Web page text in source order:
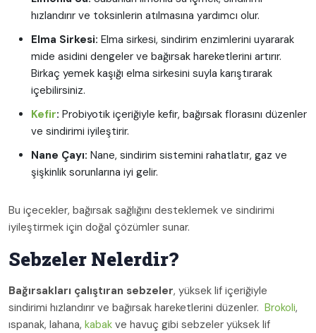
hızlandırır ve toksinlerin atılmasına yardımcı olur.
Elma Sirkesi: Elma sirkesi, sindirim enzimlerini uyararak
mide asidini dengeler ve bağırsak hareketlerini artırır.
Birkaç yemek kaşığı elma sirkesini suyla karıştırarak
içebilirsiniz.
Kefir: Probiyotik içeriğiyle kefir, bağırsak florasını düzenler
ve sindirimi iyileştirir.
Nane Çayı: Nane, sindirim sistemini rahatlatır, gaz ve
şişkinlik sorunlarına iyi gelir.
Bu içecekler, bağırsak sağlığını desteklemek ve sindirimi
iyileştirmek için doğal çözümler sunar.
Sebzeler Nelerdir?
Bağırsakları çalıştıran sebzeler, yüksek lif içeriğiyle
sindirimi hızlandırır ve bağırsak hareketlerini düzenler. Brokoli,
ıspanak, lahana, kabak ve havuç gibi sebzeler yüksek lif